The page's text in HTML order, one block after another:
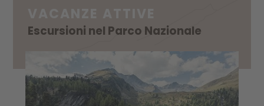
Escursioni nel Parco Nazionale